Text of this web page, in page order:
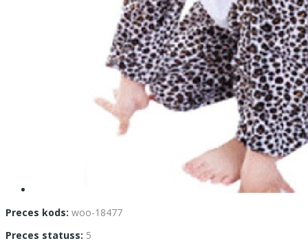
Preces kods: woo-18477
Preces statuss: 5